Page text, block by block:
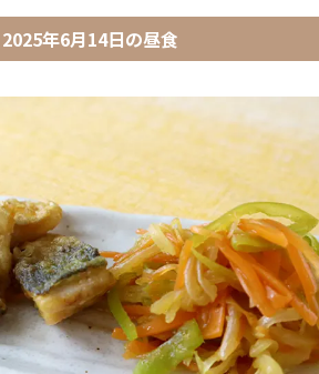
2025年6月14日の昼食